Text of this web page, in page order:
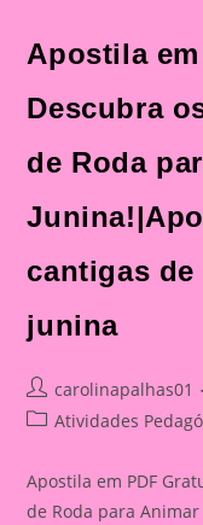
Apostila
Descubra
de Roda
cantigas de
junina
Post
author:
carolinapalhas01
PostAtividades
Apostila em PDF
de Roda para